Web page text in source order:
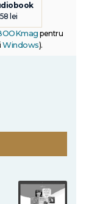
lei
pentru
Windows).